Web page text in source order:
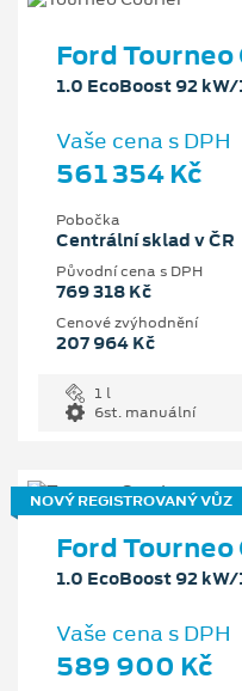
Ford
1.0 EcoBoost 92
Vaše cena s DPH
561 354 Kč
Pobočka
Centrální sklad v ČR
Původní cena s DPH
769 318 Kč
Cenové zvýhodnění
207 964 Kč
1 l
6st. manuální
NOVÝ REGISTROVANÝ VŮZ
Ford
1.0 EcoBoost 92
Vaše cena s DPH
589 900 Kč